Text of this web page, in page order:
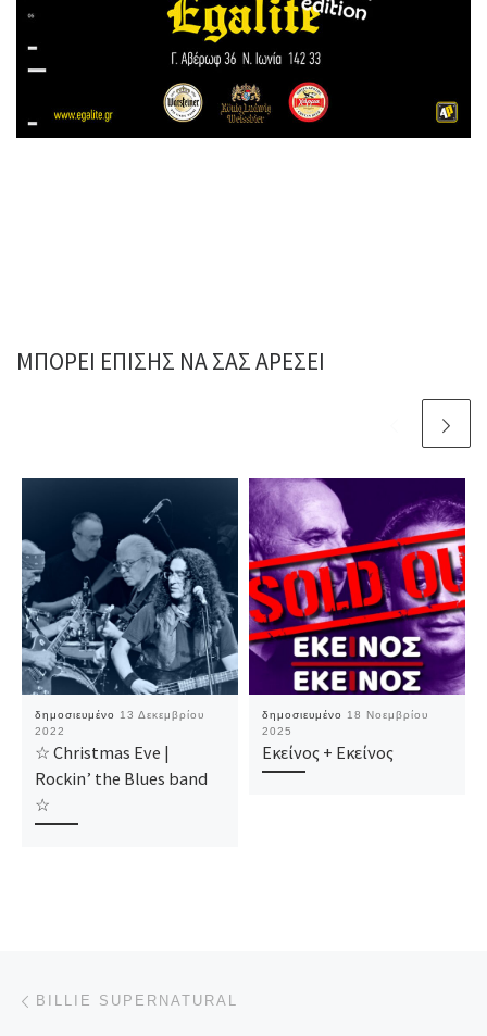
ΜΠΟΡΕΊ ΕΠΊΣΗΣ ΝΑ ΣΑΣ ΑΡΈΣΕΙ
δημοσιευμένο
13 Δεκεμβρίου
2022
☆ Christmas Eve |
Rockin’ the Blues band
☆
δημοσιευμένο
18 Νοεμβρίου
2025
Εκείνος + Εκείνος
Πλοήγηση δημοσιεύσεων
BILLIE SUPERNATURAL